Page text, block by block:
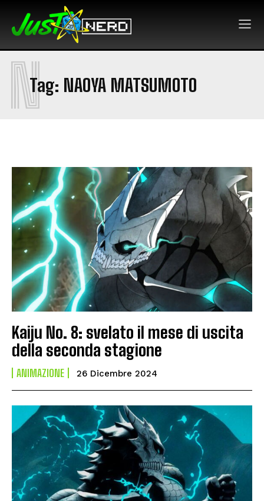
Tag: NAOYA MATSUMOTO
N
Kaiju No. 8: svelato il mese di uscita
della seconda stagione
ANIMAZIONE 26 Dicembre 2024